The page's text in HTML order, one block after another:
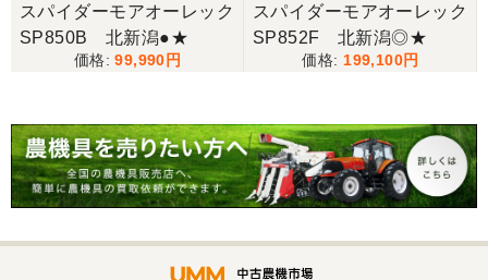
スパイダーモアオーレック
SP850B 北新潟●★
99,990
スパイダーモアオーレック
SP852F 北新潟◎★
199,100